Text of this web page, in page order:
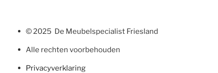
© 2025 De Meubelspecialist Friesland
Alle rechten voorbehouden
Privacyverklaring